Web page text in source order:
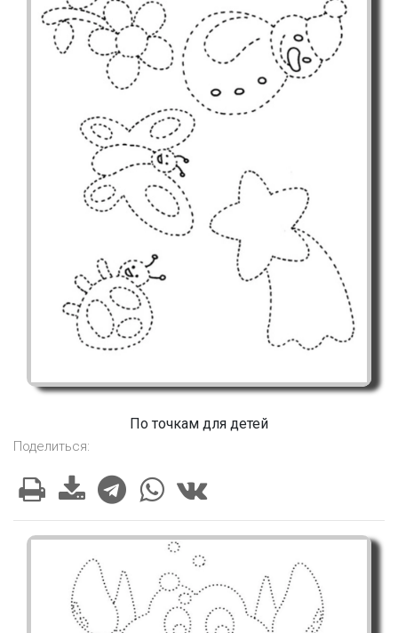
По точкам для детей
Поделиться: